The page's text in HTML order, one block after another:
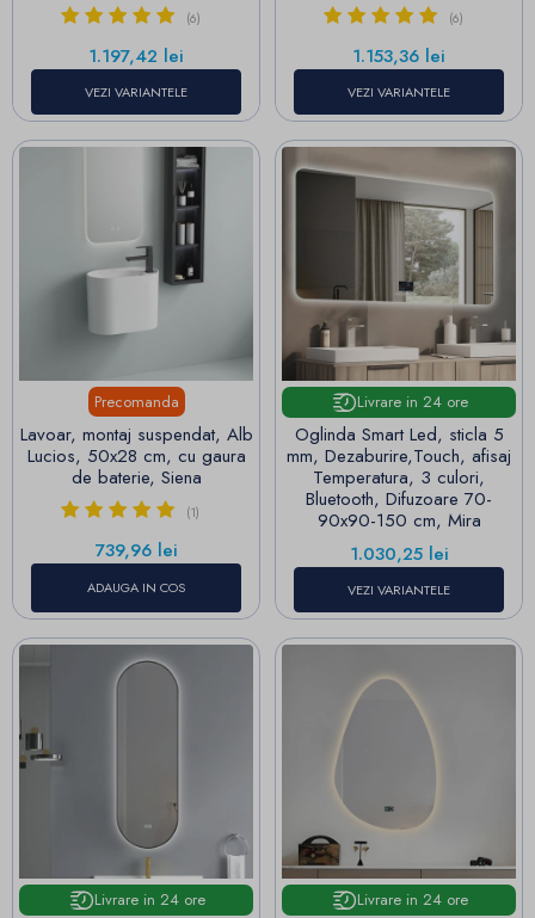
(6)
Pret
1.197,42 lei
VEZI VARIANTELE
(6)
Pret
1.153,36 lei
VEZI VARIANTELE
Precomanda
Lavoar, montaj suspendat, Alb
Lucios, 50x28 cm, cu gaura
de baterie, Siena
(1)
Pret
739,96 lei
ADAUGA IN COS
Livrare in 24 ore
Oglinda Smart Led, sticla 5
mm, Dezaburire,Touch, afisaj
Temperatura, 3 culori,
Bluetooth, Difuzoare 70-
90x90-150 cm, Mira
Pret
1.030,25 lei
VEZI VARIANTELE
Livrare in 24 ore Livrare in 24 ore